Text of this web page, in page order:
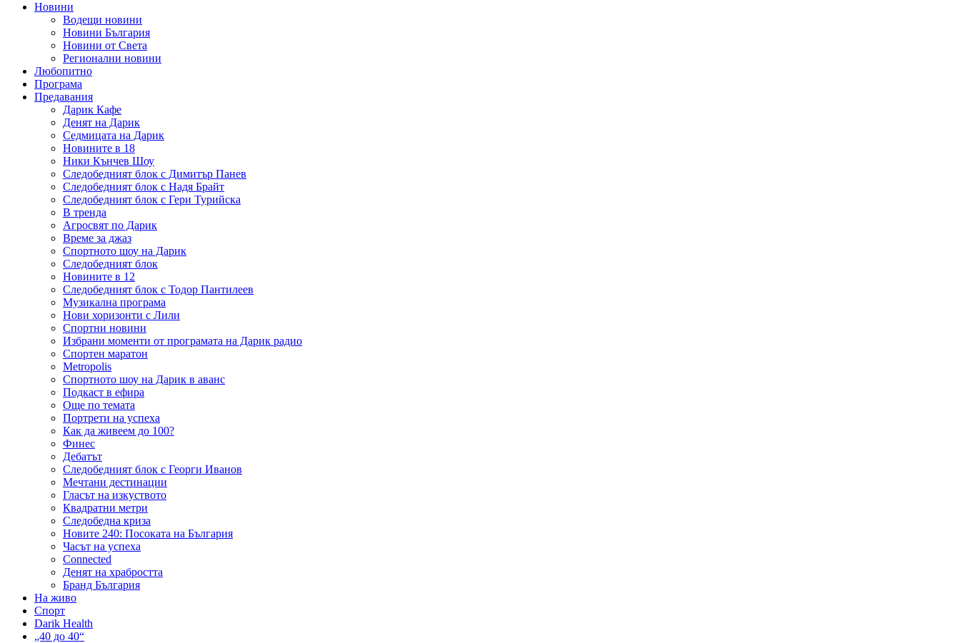
Новини
Водещи новини
Новини България
Новини от Света
Регионални новини
Любопитно
Програма
Предавания
Дарик Кафе
Денят на Дарик
Седмицата на Дарик
Новините в 18
Ники Кънчев Шоу
Следобедният блок с Димитър Панев
Следобедният блок с Надя Брайт
Следобедният блок с Гери Турийска
В тренда
Агросвят по Дарик
Време за джаз
Спортното шоу на Дарик
Следобедният блок
Новините в 12
Следобедният блок с Тодор Пантилеев
Музикална програма
Нови хоризонти с Лили
Спортни новини
Избрани моменти от програмата на Дарик радио
Спортен маратон
Metropolis
Спортното шоу на Дарик в аванс
Подкаст в ефира
Още по темата
Портрети на успеха
Как да живеем до 100?
Финес
Дебатът
Следобедният блок с Георги Иванов
Мечтани дестинации
Гласът на изкуството
Квадратни метри
Следобедна криза
Новите 240: Посоката на България
Часът на успеха
Connected
Денят на храбростта
Бранд България
На живо
Спорт
Darik Health
„40 до 40“